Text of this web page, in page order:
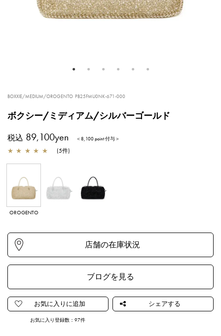
BOXXIE/MEDIUM/OROGENTO PB25FMU0NK-671-000
ボクシー/ミディアム/シルバーゴールド
税込 89,100yen ＜8,100 point 付与＞
★ ★ ★ ★ ★ (5件)
OROGENTO
ブログを見る
お気に入り登録数：97件